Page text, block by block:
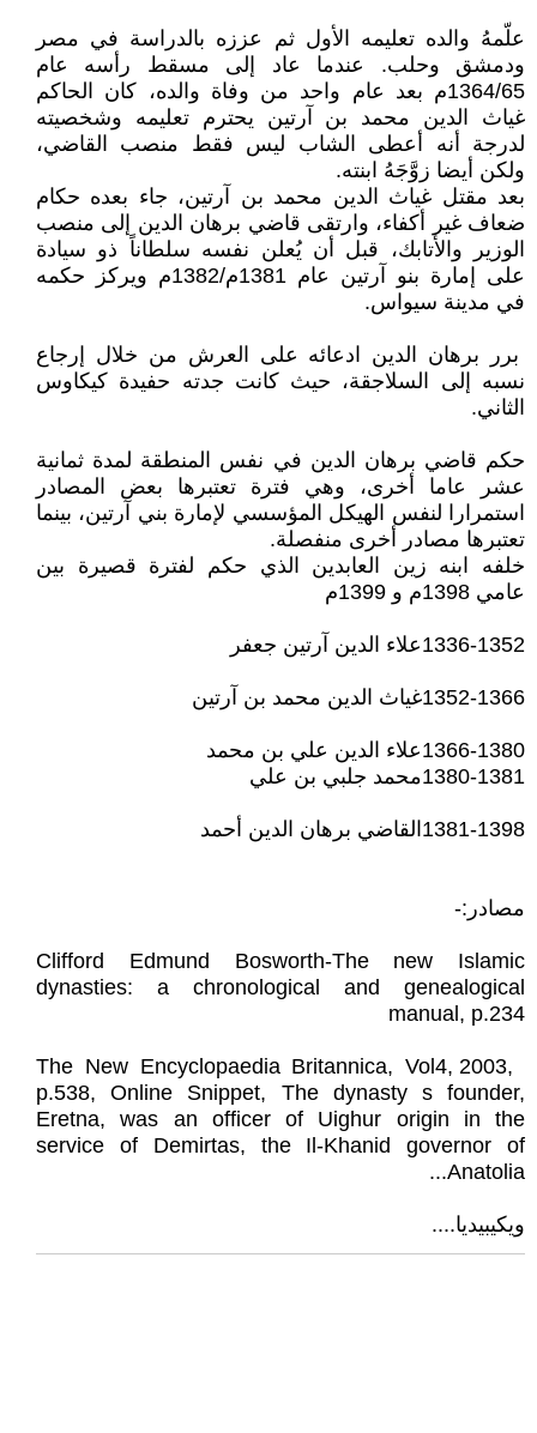
علّمهُ والده تعليمه الأول ثم عززه بالدراسة في مصر
ودمشق وحلب. عندما عاد إلى مسقط رأسه عام
1364/65م بعد عام واحد من وفاة والده، كان الحاكم
غياث الدين محمد بن آرتين يحترم تعليمه وشخصيته
لدرجة أنه أعطى الشاب ليس فقط منصب القاضي،
ولكن أيضا زوَّجَهُ ابنته.
بعد مقتل غياث الدين محمد بن آرتين، جاء بعده حكام
ضعاف غير أكفاء، وارتقى قاضي برهان الدين إلى منصب
الوزير والأتابك، قبل أن يُعلن نفسه سلطاناً ذو سيادة
على إمارة بنو آرتين عام 1381م/1382م ويركز حكمه
في مدينة سيواس.
برر برهان الدين ادعائه على العرش من خلال إرجاع
نسبه إلى السلاجقة، حيث كانت جدته حفيدة كيكاوس
الثاني.
حكم قاضي برهان الدين في نفس المنطقة لمدة ثمانية
عشر عاما أخرى، وهي فترة تعتبرها بعض المصادر
استمرارا لنفس الهيكل المؤسسي لإمارة بني آرتين، بينما
تعتبرها مصادر أخرى منفصلة.
خلفه ابنه زين العابدين الذي حكم لفترة قصيرة بين
عامي 1398م و 1399م
1336-1352علاء الدين آرتين جعفر
1352-1366غياث الدين محمد بن آرتين
1366-1380علاء الدين علي بن محمد
1380-1381محمد جلبي بن علي
1381-1398القاضي برهان الدين أحمد
مصادر:-
Clifford Edmund Bosworth-The new Islamic
dynasties: a chronological and genealogical
manual, p.234
The New Encyclopaedia Britannica, Vol4, 2003,
p.538, Online Snippet, The dynasty s founder,
Eretna, was an officer of Uighur origin in the
service of Demirtas, the Il-Khanid governor of
Anatolia...
ويكيبيديا....